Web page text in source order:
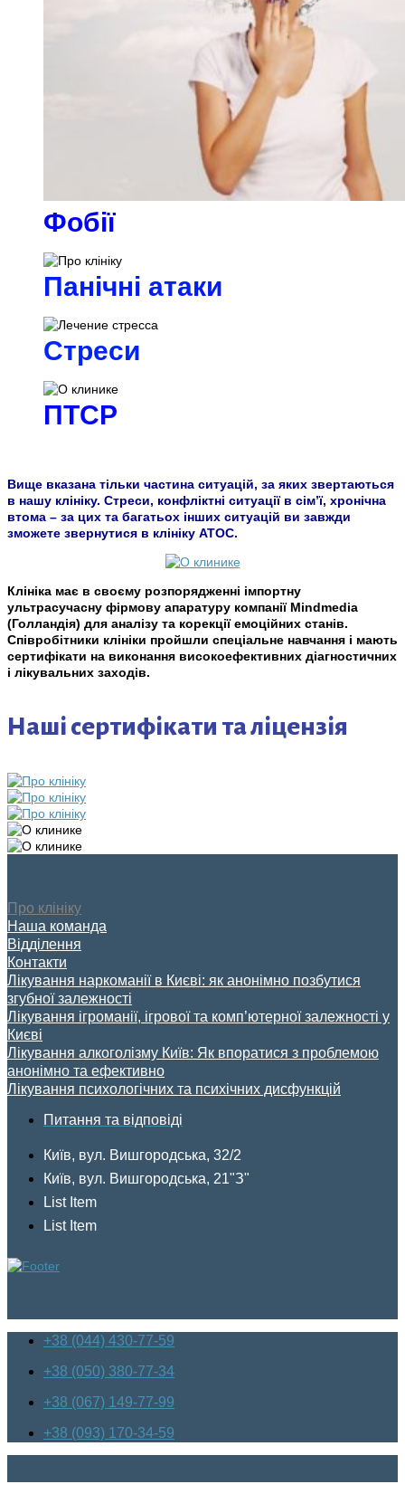
Фобії
Панічні атаки
Стреси
ПТСР
Вище вказана тільки частина ситуацій, за яких звертаються
в нашу клініку. Стреси, конфліктні ситуації в сім’ї, хронічна
втома – за цих та багатьох інших ситуацій ви завжди
зможете звернутися в клініку АТОС.
Клініка має в своєму розпорядженні імпортну
ультрасучасну фірмову апаратуру компанії Mindmedia
(Голландія) для аналізу та корекції емоційних станів.
Співробітники клініки пройшли спеціальне навчання і мають
сертифікати на виконання високоефективних діагностичних
і лікувальних заходів.
Наші сертифікати та ліцензія
Про клініку
Наша команда
Відділення
Контакти
Лікування наркоманії в Києві: як анонімно позбутися
згубної залежності
Лікування ігроманії, ігрової та комп’ютерної залежності у
Києві
Лікування алкоголізму Київ: Як впоратися з проблемою
анонімно та ефективно
Лікування психологічних та психічних дисфункцій
Питання та відповіді
Київ, вул. Вишгородська, 32/2
Київ, вул. Вишгородська, 21"З"
List Item
List Item
+38 (044) 430-77-59
+38 (050) 380-77-34
+38 (067) 149-77-99
+38 (093) 170-34-59